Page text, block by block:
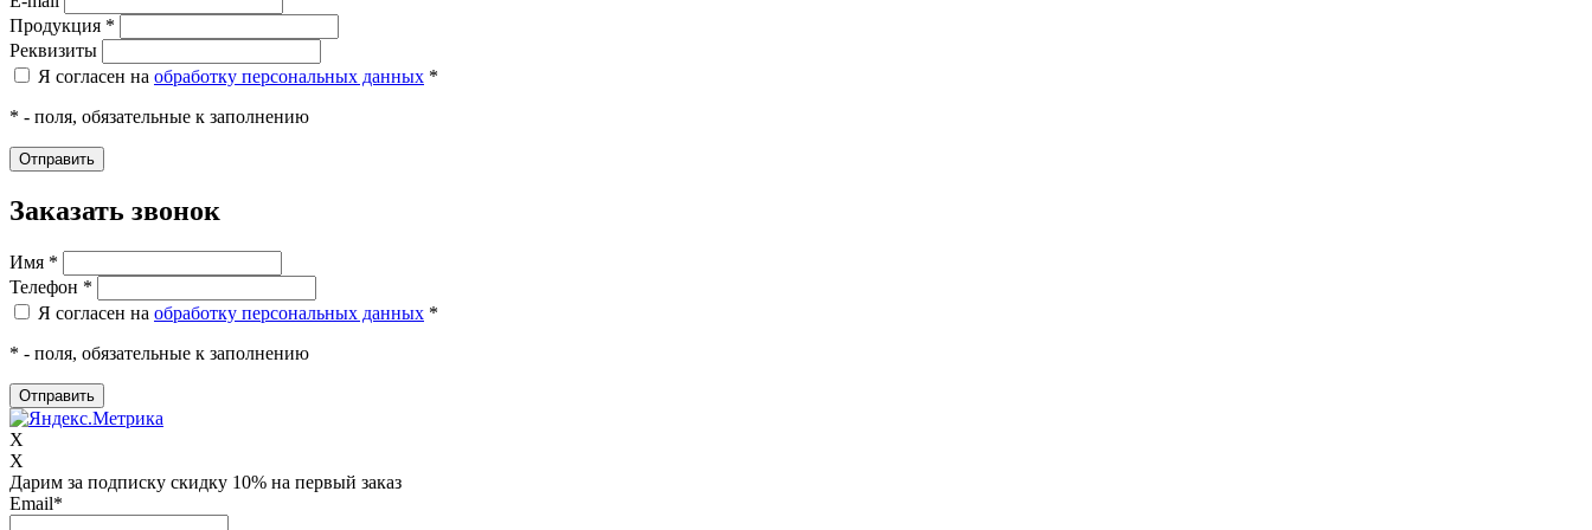
Продукция *
Реквизиты
Я согласен на обработку персональных данных *
* - поля, обязательные к заполнению
Заказать звонок
Имя *
Телефон *
Я согласен на обработку персональных данных *
* - поля, обязательные к заполнению
X
X
Дарим за подписку скидку 10% на первый заказ
Email*